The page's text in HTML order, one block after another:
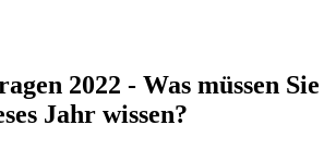
2022 - Was müssen Sie
Jahr wissen?